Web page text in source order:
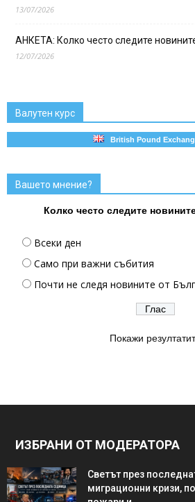
13/07/2026
АНКЕТА: Колко често следите
12/07/2026
Валутен курс
British Pound
Вашето мнение?
Колко често следите
Всеки ден
Само при важни събития
Почти не следя новините от
Покажи
ИЗБРАНИ ОТ МОДЕРАТОРА
Светът през
миграционни кризи,